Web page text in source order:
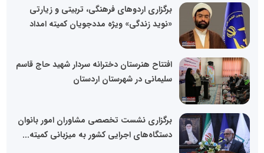
برگزاری اردوهای فرهنگی، تربیتی و زیارتی
«نوید زندگی» ویژه مددجویان کمیته امداد
افتتاح هنرستان دخترانه سردار شهید حاج قاسم
سلیمانی در شهرستان اردستان
برگزاری نشست تخصصی مشاوران امور بانوان
دستگاه‌های اجرایی کشور به میزبانی کمیته...